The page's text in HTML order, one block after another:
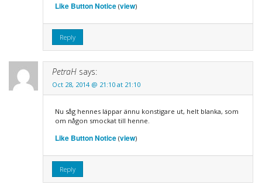
Like Button Notice(view)
Reply
PetraH says:
Oct 28, 2014 @ 21:10 at 21:10
Nu såg hennes läppar ännu konstigare ut, helt blanka, som
om någon smockat till henne.
Like Button Notice(view)
Reply